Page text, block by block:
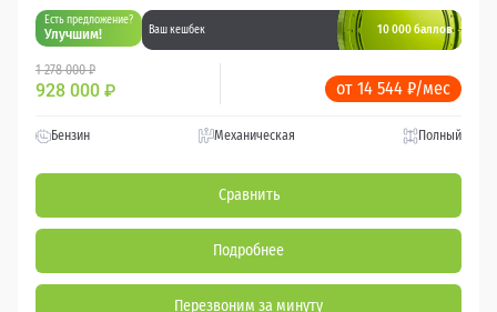
Есть предложение?
Улучшим! Ваш кешбек 10 000 баллов
1 278 000 ₽
928 000 ₽ от 14 544 ₽/мес
Бензин Механическая Полный
Сравнить
Подробнее
Перезвоним за минуту